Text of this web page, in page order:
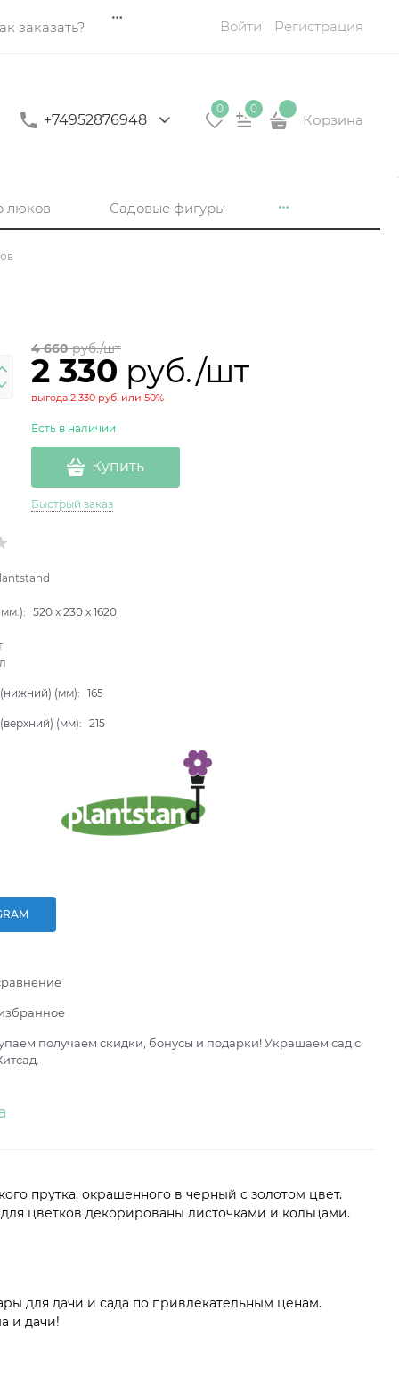
заказать? Войти Регистрация
+74952876948
0 0
Корзина
люков Садовые фигуры
4 660 руб./шт
2 330 руб./шт
выгода2 330 руб. или50%
Есть в наличии
Купить
Быстрый заказ
520 x230 x1620
(мм): 165
(мм): 215
получаем скидки, бонусы и подарки! Украшаем сад с
прутка, окрашенного в черный с золотом цвет.
цветков декорированы листочками и кольцами.
для дачи и сада по привлекательным ценам.
и дачи!